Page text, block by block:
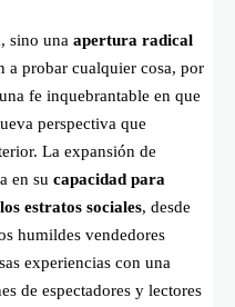
sino una apertura radical
a probar cualquier cosa, por
fe inquebrantable en que
perspectiva que
La expansión de
en su capacidad para
estratos sociales, desde
humildes vendedores
experiencias con una
de espectadores y lectores